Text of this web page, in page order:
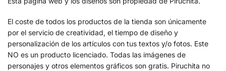
El coste de todos los productos de la tienda son únicamente
por el servicio de creatividad, el tiempo de diseño y
personalización de los artículos con tus textos y/o fotos. Este
NO es un producto licenciado. Todas las imágenes de
personajes y otros elementos gráficos son gratis. Piruchita no